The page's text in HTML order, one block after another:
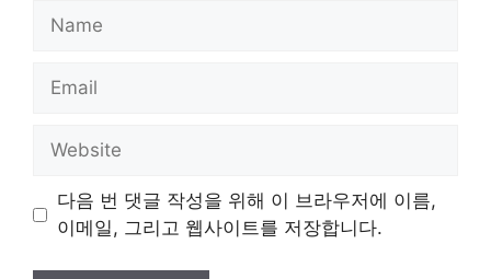
Name
Email
Website
다음 번 댓글 작성을 위해 이 브라우저에 이름,
이메일, 그리고 웹사이트를 저장합니다.